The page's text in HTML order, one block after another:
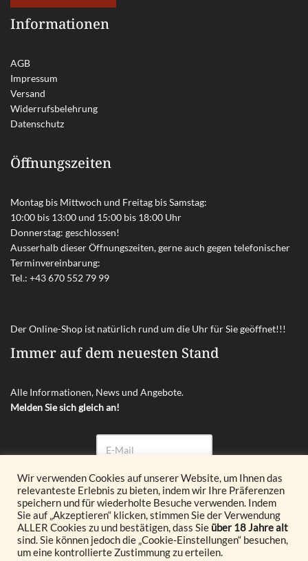
Informationen
AGB
Impressum
Versand
Widerrufsbelehrung
Datenschutz
Öffnungszeiten
Montag bis Mittwoch und Freitag bis Samstag:
10:00 bis 13:00 und 15:00 bis 18:00 Uhr
Donnerstag: geschlossen!
Ausserhalb dieser Öffnungszeiten, gerne auch gegen telefonischer
Terminvereinbarung:
Tel.: +43 670 552 79 99
Der Online-Shop ist natürlich rund um die Uhr für Sie geöffnet!!!
Immer auf dem neuesten Stand
Alle Informationen, News und Angebote.
Melden Sie sich gleich an!
Abonnieren
© 2026 Glöckl OG. All Rights Reserved.
Wir verwenden Cookies auf unserer Website, um Ihnen das
relevanteste Erlebnis zu bieten, indem wir Ihre Präferenzen
speichern und für wiederholte Besuche verwenden. Indem
Sie auf „Akzeptieren“ klicken, stimmen Sie der Verwendung
ALLER Cookies zu und bestätigen, dass Sie über 18 Jahre alt
sind. Sie können jedoch die „Cookie-Einstellungen“ besuchen,
um eine kontrollierte Zustimmung zu erteilen.